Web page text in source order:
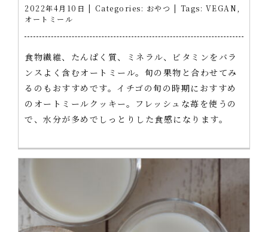
2022年4月10日 | Categories: おやつ | Tags: VEGAN
オートミール
食物繊維、たんぱく質、ミネラル、ビタミンをバラ
ンスよく含むオートミール。旬の果物と合わせてみ
るのもおすすめです。イチゴの旬の時期におすすめ
のオートミールクッキー。フレッシュな苺を使うの
で、水分が多めでしっとりした食感になります。